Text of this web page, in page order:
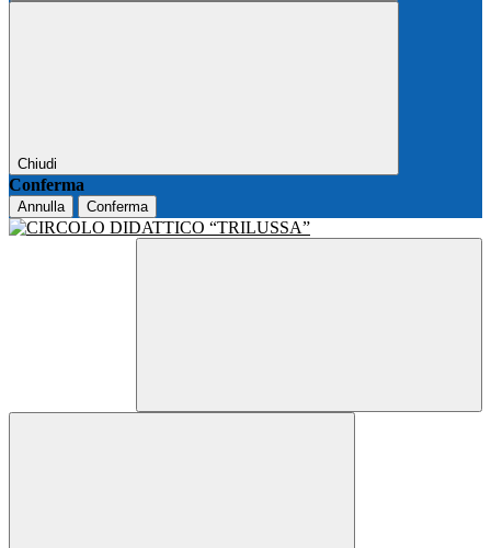
Chiudi
Conferma
Annulla Conferma